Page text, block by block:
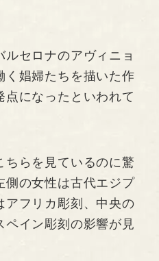
セロナのアヴィニョ
く娼婦たちを描いた作
点になったといわれて
ちらを見ているのに驚
側の女性は古代エジプ
アフリカ彫刻、中央の
ペイン彫刻の影響が見